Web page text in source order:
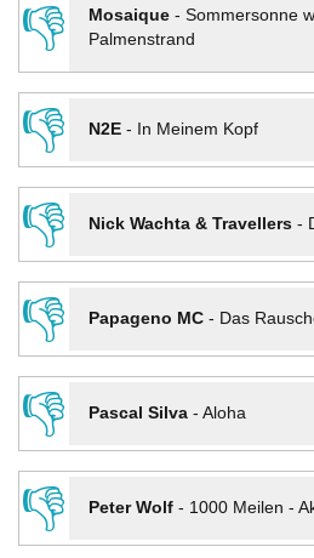
👎
Mosaique- Sommersonne
Palmenstrand
👎
N2E- In Meinem Kopf
👎
Nick Wachta & Travellers-
👎
Papageno MC- Das
👎
Pascal Silva- Aloha
👎
Peter Wolf- 1000 Meilen -